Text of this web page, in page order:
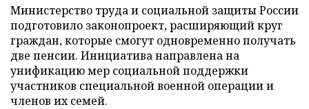
Министерство труда и социальной защиты России
подготовило законопроект, расширяющий круг
граждан, которые смогут одновременно получать
две пенсии. Инициатива направлена на
унификацию мер социальной поддержки
участников специальной военной операции и
членов их семей.